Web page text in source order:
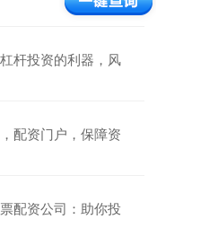
杆投资的利器，风
配资门户，保障资
配资公司：助你投